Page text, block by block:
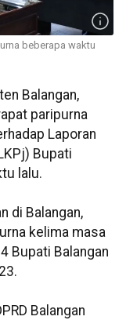
beberapa waktu
Balangan,
paripurna
Laporan
Bupati
lalu.
di Balangan,
kelima masa
Bupati Balangan
Balangan